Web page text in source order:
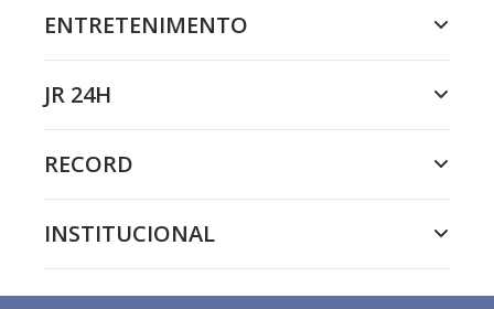
ENTRETENIMENTO
JR 24H
RECORD
INSTITUCIONAL